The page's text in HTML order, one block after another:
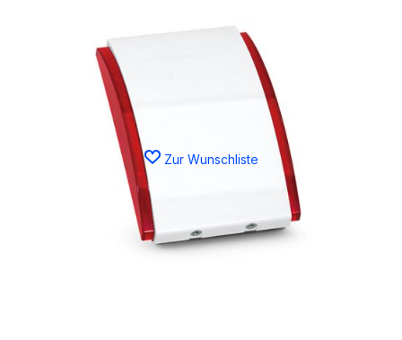
Zur Wunschliste